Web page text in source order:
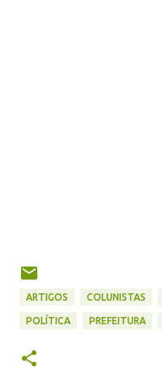
ARTIGOS COLUNISTAS
POLÍTICA PREFEITURA